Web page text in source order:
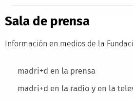
Main menu
madri+d en la prensa
madri+d en la radio y en la
Sala de prensa
Información en medios de la